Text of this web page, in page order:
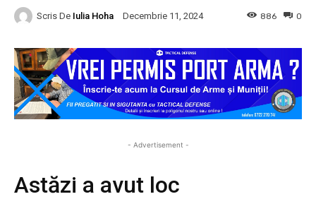
Scris De Iulia Hoha Decembrie 11, 2024 0
886
- Advertisement -
Astăzi a avut loc